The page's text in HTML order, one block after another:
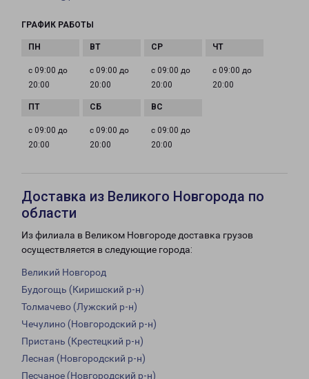
ГРАФИК РАБОТЫ
с 09:00 до
20:00
с 09:00 до
20:00
с 09:00 до
20:00
с 09:00 до
20:00
с 09:00 до
20:00
с 09:00 до
20:00
с 09:00 до
20:00
Доставка из Великого Новгорода по
области
Из филиала в Великом Новгороде доставка грузов
осуществляется в следующие города:
Великий Новгород
Будогощь (Киришский р-н)
Толмачево (Лужский р-н)
Чечулино (Новгородский р-н)
Пристань (Крестецкий р-н)
Лесная (Новгородский р-н)
Песчаное (Новгородский р-н)